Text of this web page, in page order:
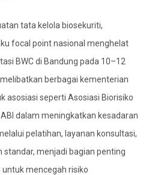
tata kelola biosekuriti,
focal point nasional menghelat
BWC di Bandung pada 10–12
berbagai kementerian
asosiasi seperti Asosiasi Biorisiko
dalam meningkatkan kesadaran
pelatihan, layanan konsultasi,
standar, menjadi bagian penting
mencegah risiko